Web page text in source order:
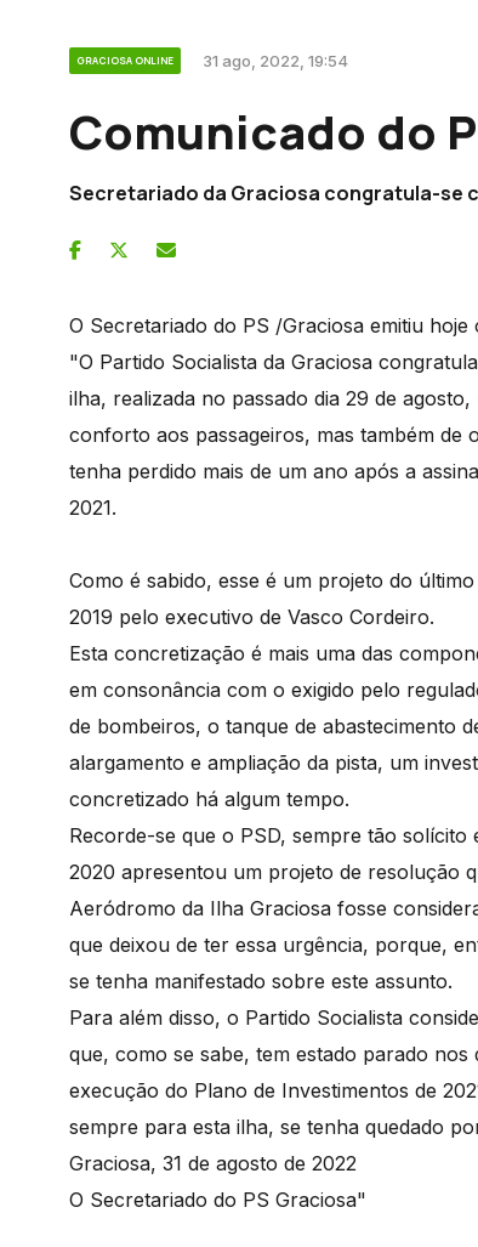
GRACIOSA ONLINE 31 ago, 2022, 19:54
Comunicado do
Secretariado da Graciosa congratula-se
O Secretariado do PS /Graciosa emitiu hoje
"O Partido Socialista da Graciosa
ilha, realizada no passado dia 29 de
conforto aos passageiros, mas também de
tenha perdido mais de um ano após a
2021.
Como é sabido, esse é um projeto do
2019 pelo executivo de Vasco Cordeiro.
Esta concretização é mais uma das
em consonância com o exigido pelo
de bombeiros, o tanque de abastecimento
alargamento e ampliação da pista, um
concretizado há algum tempo.
Recorde-se que o PSD, sempre tão
2020 apresentou um projeto de resolução
Aeródromo da Ilha Graciosa fosse
que deixou de ter essa urgência, porque,
se tenha manifestado sobre este assunto.
Para além disso, o Partido Socialista
que, como se sabe, tem estado parado
execução do Plano de Investimentos de
sempre para esta ilha, se tenha quedado
Graciosa, 31 de agosto de 2022
O Secretariado do PS Graciosa"